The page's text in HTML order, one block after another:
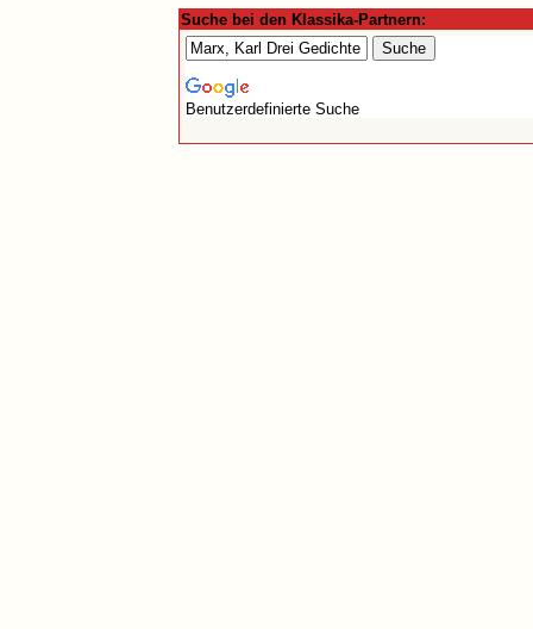
Suche bei den Klassika-Partnern:
Benutzerdefinierte Suche